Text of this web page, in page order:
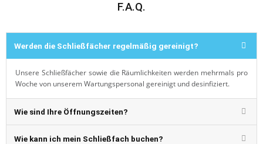
F.A.Q.
Werden die Schließfächer regelmäßig gereinigt?
Unsere Schließfächer sowie die Räumlichkeiten werden mehrmals pro
Woche von unserem Wartungspersonal gereinigt und desinfiziert.
Wie sind Ihre Öffnungszeiten?
Wie kann ich mein Schließfach buchen?